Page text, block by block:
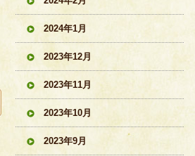
2024年1月
2023年12月
2023年11月
2023年10月
2023年9月